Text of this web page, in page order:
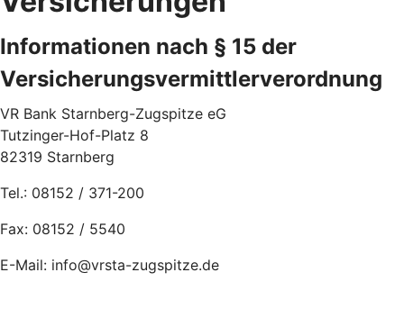
Informationen nach § 15 der
Versicherungsvermittlerverordnung
VR Bank Starnberg-Zugspitze eG
Tutzinger-Hof-Platz 8
82319 Starnberg
Tel.: 08152 / 371-200
Fax: 08152 / 5540
E-Mail: info@vrsta-zugspitze.de